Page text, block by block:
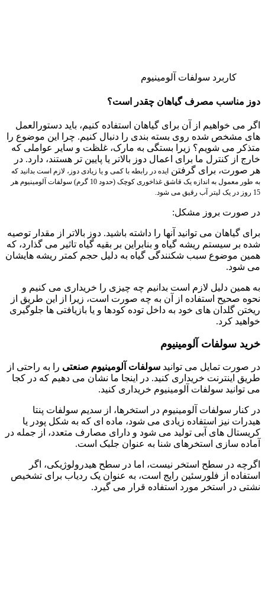
کاربرد سولفات آلومینیوم
دوز مناسب مصرف گیاهان چقدر است؟
اگر می خواهیم از آن برای گیاهان استفاده کنیم، باید دستورالعمل
های مشخص شده روی بسته بندی را دنبال کنیم. چرا این موضوع را
متذکر می شویم؟ زیرا بستگی به مارک، غلظت و سایر عواملی که
خارج از کنترل ما برای اعمال دوز بالاتر یا پایین تر هستند، دارد. در
هر صورت، برای گرفتن ایده در رابطه با کمی و یا زیادی دوز، لازم است بدانید که
به طور معمول به اندازه یک قاشق غذاخوری کوچک (حدود 10 گرم) سولفات آلومینیوم هر
15 روز در یک لیتر آب رقیق می شود.
در صورت بروز مشکل:
برای گیاهان می توانید آنها را داشته باشید. دوز بالاتر از مقدار توصیه
شده بر سیستم ریشه گیاه و بنابراین بر بقیه گیاه تاثیر می گذارد، که
همین موضوع سبب شکنندگی گیاه به دلیل حجم کمتر ریشه هایشان
می شود.
به همین دلیل لازم است بدانیم چه چیزی را خریداری می کنیم و
نحوه صحیح استفاده از آن به چه صورت است، زیرا از این طریق از
ریختن گلدان های خود به داخل توده کودها و یا بازیافتی ها جلوگیری
خواهید کرد.
خرید سولفات آلومینیوم
در صورت تمایل می توانید سولفات آلومینیوم صنعتی را به راحتی از
طریق اینترنت خریداری کنید. در اینجا ما نشان می دهیم که در کجا
می توانید سولفات آلومینیوم خریداری کنید.
در کنار سولفات آلومینیوم در استخرها، از سدیم سولفات پنتا
هیدرات نیز استفاده زیادی می شود، ماده ای که به شکل پودر یا
کریستال های آبی تولید می شود و دارای مصارف متعدد، از جمله در
آماده سازی استخرهای شنا به عنوان جلبک است.
اگرچه در سطح استخر نیست، اما در سطح هیدرولوژیکی، اگر
استفاده از فلورسئین رایج است، به عنوان یک ردیاب برای تشخیص
نشتی در استخر مورد استفاده قرار می گیرد.